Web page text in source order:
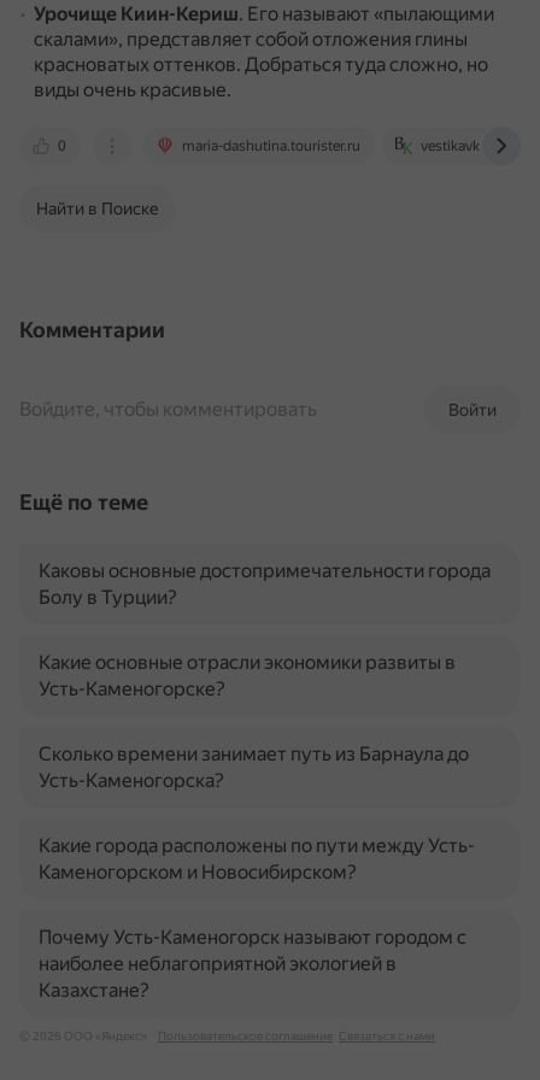
Урочище Киин-Кериш. Его называют «пылающими
скалами», представляет собой отложения глины
красноватых оттенков. Добраться туда сложно, но
виды очень красивые.
0 maria-dashutina.tourister.ru vestikavkaza.ru
Найти в Поиске
Комментарии
Войти
Войдите, чтобы комментировать
Ещё по теме
Каковы основные достопримечательности города
Болу в Турции?
Какие основные отрасли экономики развиты в
Усть-Каменогорске?
Сколько времени занимает путь из Барнаула до
Усть-Каменогорска?
Какие города расположены по пути между Усть-
Каменогорском и Новосибирском?
Почему Усть-Каменогорск называют городом с
наиболее неблагоприятной экологией в
Казахстане?
© 2026 ООО «Яндекс» Пользовательское соглашение Связаться с нами